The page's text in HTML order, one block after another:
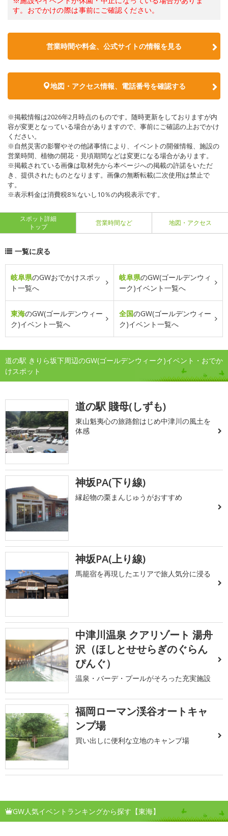
す。おでかけの際は事前にご確認ください。
営業時間や料金、公式サイトの情報を見る
地図・アクセス情報、電話番号を確認する
※掲載情報は2026年2月時点のものです。随時更新をしておりますが内
容が変更となっている場合がありますので、事前にご確認の上おでかけ
ください。
※自然災害の影響やその他諸事情により、イベントの開催情報、施設の
営業時間、植物の開花・見頃期間などは変更になる場合があります。
※掲載されている画像は取材先から本ページへの掲載の許諾をいただ
き、提供されたものとなります。画像の無断転載(二次使用)は禁止で
す。
※表示料金は消費税8％ないし10％の内税表示です。
スポット詳細
トップ
営業時間など 地図・アクセス
一覧に戻る
岐阜県のGWおでかけスポッ
ト一覧へ
岐阜県のGW(ゴールデンウィ
ーク)イベント一覧へ
東海のGW(ゴールデンウィー
ク)イベント一覧へ
全国のGW(ゴールデンウィー
ク)イベント一覧へ
道の駅 きりら坂下周辺のGW(ゴールデンウィーク)イベント・おでか
けスポット
道の駅 賤母(しずも)
東山魁夷心の旅路館はじめ中津川の風土を
体感
神坂PA(下り線)
縁起物の栗まんじゅうがおすすめ
神坂PA(上り線)
馬籠宿を再現したエリアで旅人気分に浸る
中津川温泉 クアリゾート 湯舟
沢（ほしとせせらぎのぐらん
ぴんぐ）
温泉・バーデ・プールがそろった充実施設
福岡ローマン渓谷オートキャ
ンプ場
買い出しに便利な立地のキャンプ場
GW人気イベントランキングから探す【東海】